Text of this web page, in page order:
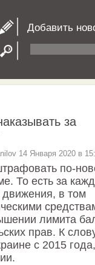
Добавить
за
14 Января 2020 в
по-
То есть за
в том
лимита
прав. К
с 2015